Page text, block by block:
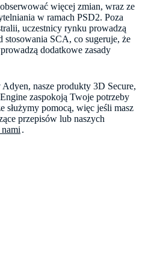
więcej zmian, wraz ze
w ramach PSD2. Poza
uczestnicy rynku prowadzą
stosowania SCA, co sugeruje, że
dodatkowe zasady
nasze produkty 3D Secure,
zaspokoją Twoje potrzeby
służymy pomocą, więc jeśli masz
przepisów lub naszych
.